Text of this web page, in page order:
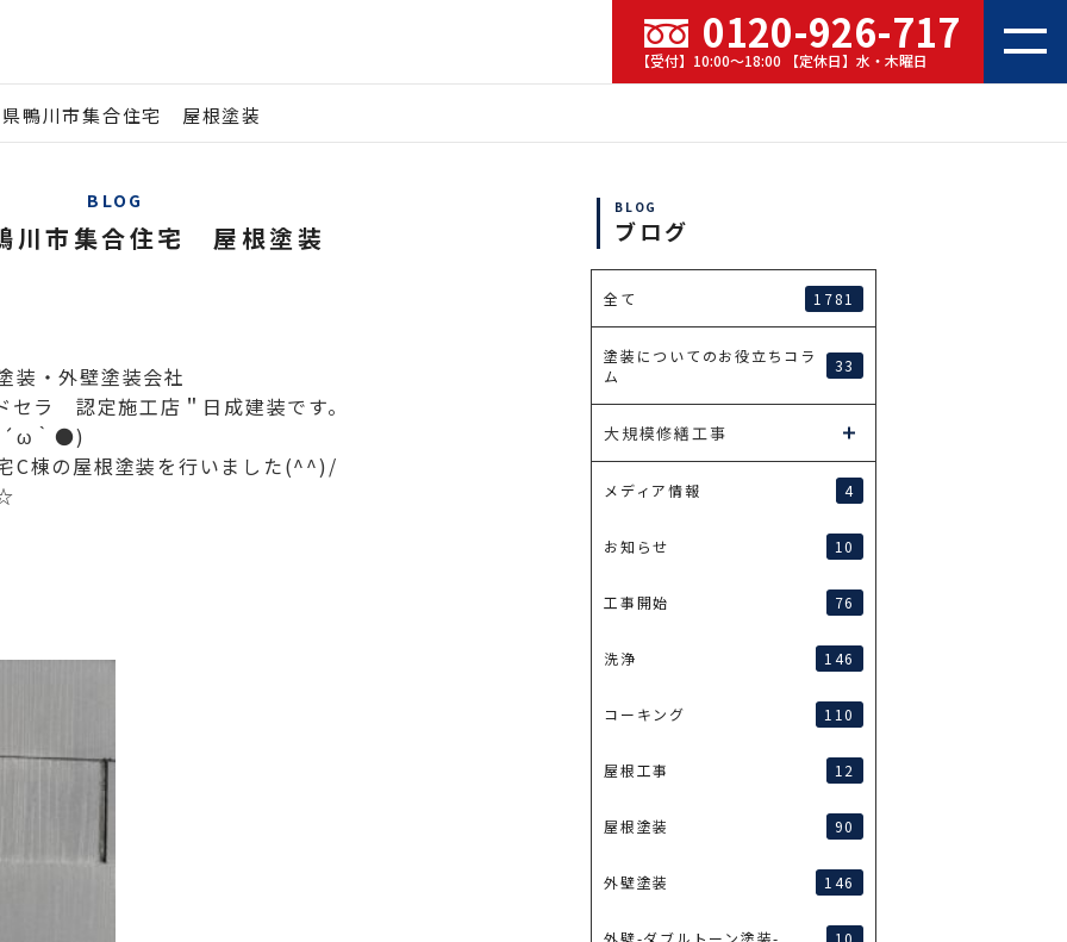
0120-926-717
【受付】10:00～18:00 【定休日】水・木曜日
鴨川市集合住宅 屋根塗装
BLOG
川市集合住宅 屋根塗装
装・外壁塗装会社
ラ 認定施工店＂日成建装です。
｀●)
C棟の屋根塗装を行いました(^^)/
BLOG
ブログ
全て 1781
塗装についてのお役立ちコラ
ム
33
大規模修繕工事
メディア情報 4
お知らせ 10
工事開始 76
洗浄 146
コーキング 110
屋根工事 12
屋根塗装 90
外壁塗装 146
外壁-ダブルトーン塗装- 10